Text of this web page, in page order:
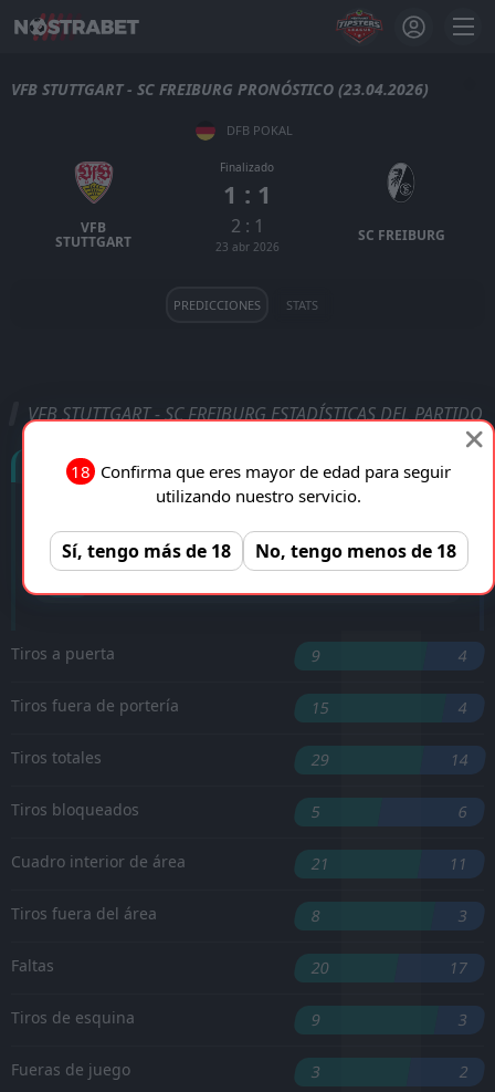
VFB STUTTGART - SC FREIBURG PRONÓSTICO (23.04.2026)
DFB POKAL
VFB
STUTTGART
Finalizado
1 : 1
2 : 1
23 abr 2026
SC FREIBURG
PREDICCIONES STATS
VFB STUTTGART - SC FREIBURG ESTADÍSTICAS DEL PARTIDO
Goles
'70 ︎ D. Undav
Tiros a puerta 9 4
Tiros fuera de portería 15 4
Tiros totales 29 14
Tiros bloqueados 5 6
Cuadro interior de área 21 11
Tiros fuera del área 8 3
Faltas 20 17
Tiros de esquina 9 3
Fueras de juego 3 2
18 Confirma que eres mayor de edad para seguir
utilizando nuestro servicio.
Sí, tengo más de 18 No, tengo menos de 18